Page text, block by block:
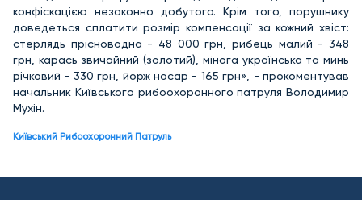
конфіскацією незаконно добутого. Крім того, порушнику
доведеться сплатити розмір компенсації за кожний хвіст:
стерлядь прісноводна - 48 000 грн, рибець малий - 348
грн, карась звичайний (золотий), мінога українська та минь
річковий - 330 грн, йорж носар - 165 грн», - прокоментував
начальник Київського рибоохоронного патруля Володимир
Мухін.
Київський Рибоохоронний Патруль